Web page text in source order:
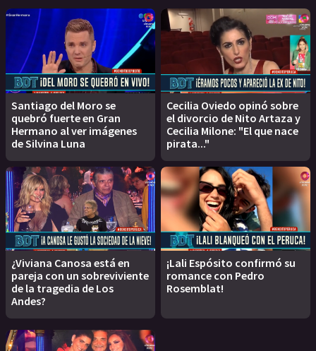
Santiago del Moro se
quebró fuerte en Gran
Hermano al ver imágenes
de Silvina Luna
Cecilia Oviedo opinó sobre
el divorcio de Nito Artaza y
Cecilia Milone: "El que nace
pirata..."
¿Viviana Canosa está en
pareja con un sobreviviente
de la tragedia de Los
Andes?
¡Lali Espósito confirmó su
romance con Pedro
Rosemblat!